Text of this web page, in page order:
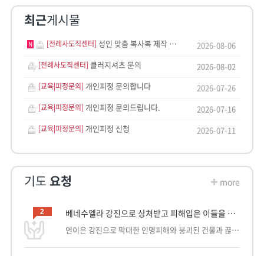
최근게시물
N [전례사도직센터] 성인 맞춤 복사복 제작 가능 여부 문의드립니다. 2026-08-06
[전례사도직센터] 클러지셔츠 문의 2026-08-02
[교육|피정문의] 개인피정 문의합니다 2026-07-26
[교육|피정문의] 개인피정 문의드립니다. 2026-07-16
[교육|피정문의] 개인피정 신청 2026-07-11
기도 요청 more
2 베네수엘라 강진으로 상처받고 피해입은 이들을 위해
연이은 강진으로 막대한 인명피해와 붕괴된 건물과 끊어진 전력과 통신으로 기본적인 생활이 불가한 베네수엘라 지진 피해지역의 이웃들을 도와주소서. 잃어버린 가족들을 잃고 맨손으로 현장을 헤메는 이들, 어둠 속에서 구조를 기다리는 실낱같은 이들의 생명과 부상을 입은 이들의 생명을 지켜주시고 구호활동이 계속해서 이어 질 수 있도록 선한 이웃들의 손길을 이어주소서.